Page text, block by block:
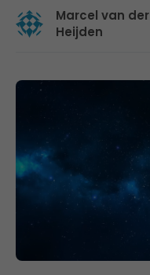
Marcel van der
Heijden